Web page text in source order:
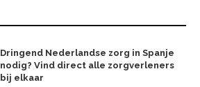
Dringend Nederlandse zorg in Spanje
nodig? Vind direct alle zorgverleners
bij elkaar